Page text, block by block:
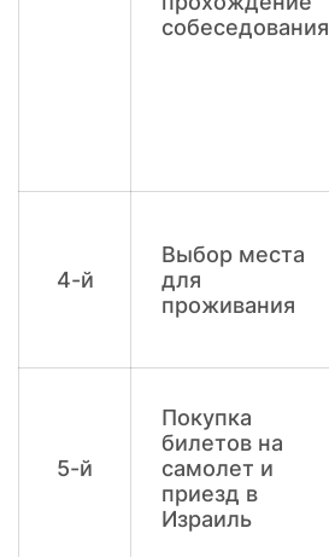
собеседования
4-й
Выбор места
для
проживания
5-й
Покупка
билетов на
самолет и
приезд в
Израиль